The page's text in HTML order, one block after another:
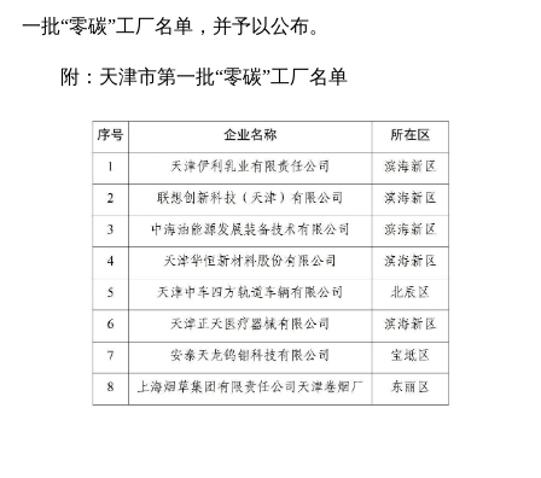
一批“零碳”工厂名单，并予以公布。
附：天津市第一批“零碳”工厂名单